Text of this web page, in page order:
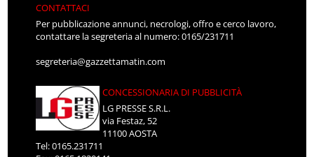
CONTATTACI
Per pubblicazione annunci, necrologi, offro e cerco lavoro,
contattare la segreteria al numero: 0165/231711
segreteria@gazzettamatin.com
CONCESSIONARIA DI PUBBLICITÀ
LG PRESSE S.R.L.
via Festaz, 52
11100 AOSTA
Tel: 0165.231711